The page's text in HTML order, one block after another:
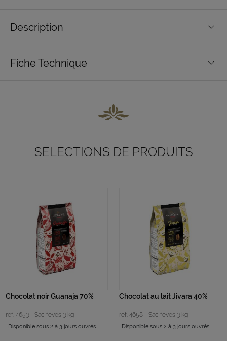
Description
Fiche Technique
SELECTIONS DE PRODUITS
Chocolat noir Guanaja 70%
ref. 4653 - Sac fèves 3 kg
Disponible sous 2 à 3 jours ouvrés.
Chocolat au lait Jivara 40%
ref. 4658 - Sac fèves 3 kg
Disponible sous 2 à 3 jours ouvrés.